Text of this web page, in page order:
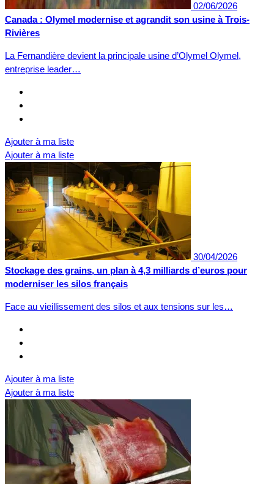
02/06/2026
Canada : Olymel modernise et agrandit son usine à Trois-
Rivières
La Fernandière devient la principale usine d’Olymel Olymel,
entreprise leader…
Ajouter à ma liste
Ajouter à ma liste
30/04/2026
Stockage des grains, un plan à 4,3 milliards d’euros pour
moderniser les silos français
Face au vieillissement des silos et aux tensions sur les…
Ajouter à ma liste
Ajouter à ma liste